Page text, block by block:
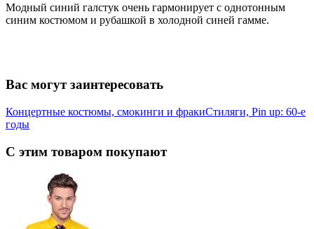
Модный синий галстук очень гармонирует с однотонным
синим костюмом и рубашкой в холодной синей гамме.
Вас могут заинтересовать
Концертные костюмы, смокинги и фракиСтиляги, Pin up: 60-е
годы
С этим товаром покупают